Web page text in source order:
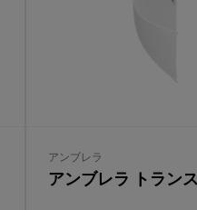
アンブレラ
アンブレラ トラン